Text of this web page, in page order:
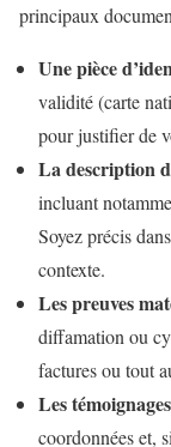
principaux
Une pièce
validité (carte
pour justifier de
La description
incluant
Soyez précis
contexte.
Les preuves
diffamation ou
factures ou tout
Les
coordonnées et,